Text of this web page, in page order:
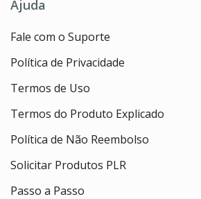
Ajuda
Fale com o Suporte
Política de Privacidade
Termos de Uso
Termos do Produto Explicado
Política de Não Reembolso
Solicitar Produtos PLR
Passo a Passo